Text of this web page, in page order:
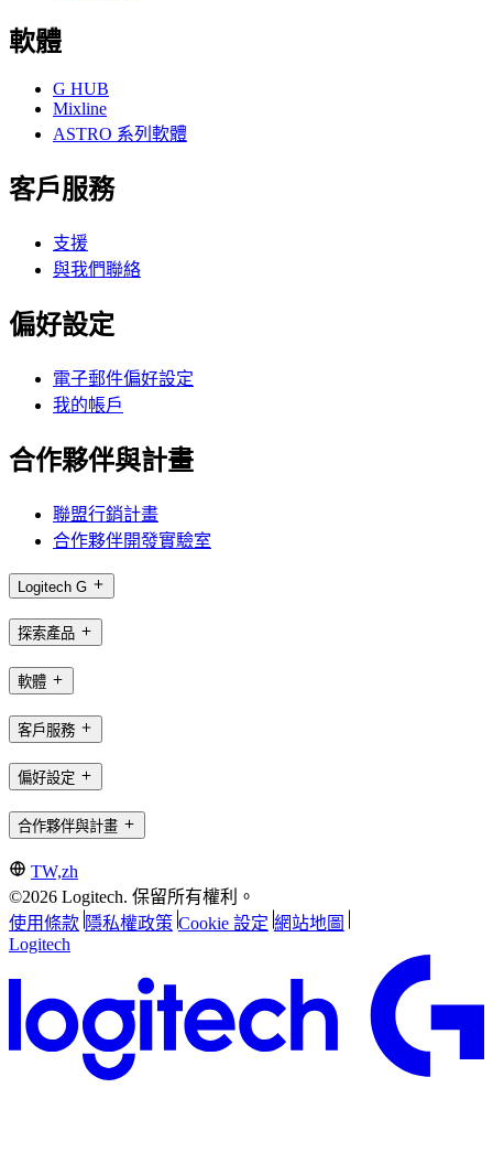
軟體
G HUB
Mixline
ASTRO 系列軟體
客戶服務
支援
與我們聯絡
偏好設定
電子郵件偏好設定
我的帳戶
合作夥伴與計畫
聯盟行銷計畫
合作夥伴開發實驗室
Logitech G
探索產品
軟體
客戶服務
偏好設定
合作夥伴與計畫
TW,zh
©2026 Logitech. 保留所有權利。
使用條款 隱私權政策 Cookie 設定 網站地圖
Logitech